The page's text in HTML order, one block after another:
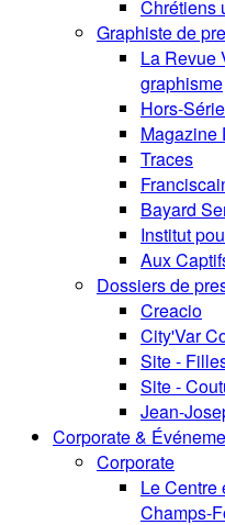
Chrétiens
Graphiste de
La Revue
graphisme
Hors-
Magazine
Traces
Bayard
Institut
Aux
Dossiers de
Creacio
City'Var
Site -
Site -
Jean-
Corporate &
Corporate
Le Centre
Champs-